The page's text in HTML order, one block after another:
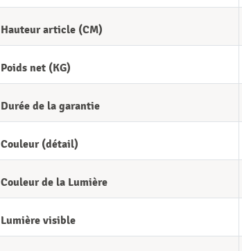
Hauteur article (CM)
Poids net (KG)
Durée de la garantie
Couleur (détail)
Couleur de la Lumière
Lumière visible